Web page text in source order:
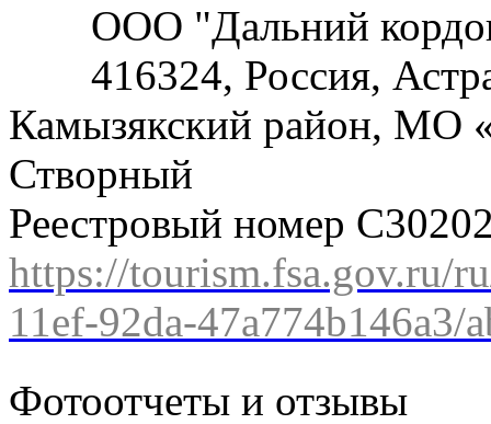
ООО "Дальний
416324, Россия,
Камызякский район, МО
Створный
Реестровый номер
https://tourism.fsa.gov.ru/
11ef-92da-47a774b146a3/
Фотоотчеты и отзывы